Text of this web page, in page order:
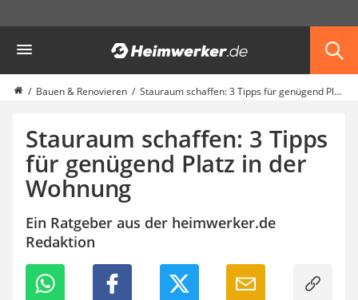
Haus & Bau
Außenleuchte mit Kamera
Ozongenerator
Schlüsseltresor
Überwachungskameras außen
Regendusche
Reizstromgerät
Infrarot-Thermometer
GPS-Tracker
Digitale Zeitschaltuhr
Paketbriefkasten
Bauen & Renovieren Stauraum schaffen: 3 Tipps für genügend Platz in der Wohnung
Stauraum schaffen: 3 Tipps
für genügend Platz in der
Wohnung
Ein Ratgeber aus der heimwerker.de
Redaktion